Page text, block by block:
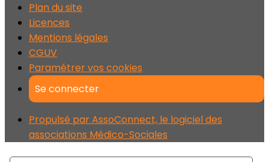
Plan du site
Licences
Mentions légales
CGUV
Paramétrer vos cookies
Se connecter
Propulsé par AssoConnect, le logiciel des
associations Médico-Sociales